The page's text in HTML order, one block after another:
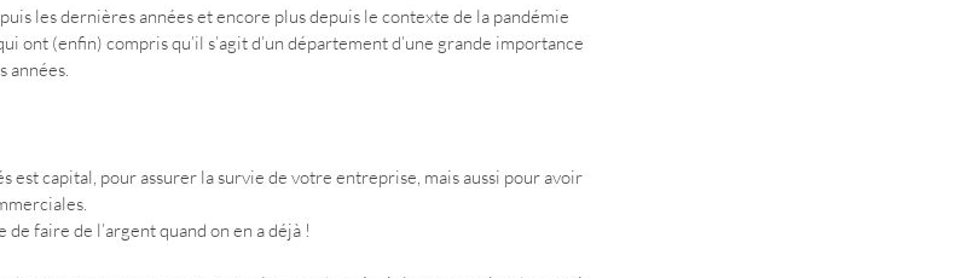
les dernières années et encore plus depuis le contexte de la pandémie
ont (enfin) compris qu’il s’agit d’un département d’une grande importance
années.
est capital, pour assurer la survie de votre entreprise, mais aussi pour avoir
faire de l’argent quand on en a déjà !